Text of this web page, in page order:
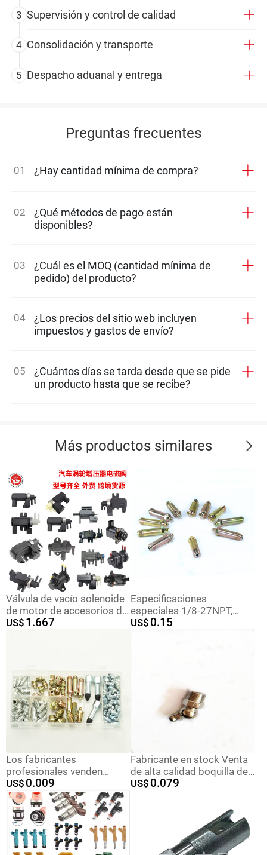
3 Supervisión y control de calidad
4 Consolidación y transporte
5 Despacho aduanal y entrega
Preguntas frecuentes
01 ¿Hay cantidad mínima de compra?
02
¿Qué métodos de pago están
disponibles?
03
¿Cuál es el MOQ (cantidad mínima de
pedido) del producto?
04
¿Los precios del sitio web incluyen
impuestos y gastos de envío?
05
¿Cuántos días se tarda desde que se pide
un producto hasta que se recibe?
Más productos similares
Válvula de vacío solenoide
de motor de accesorios de
motocicleta en stock para
US$ 1.667
Especificaciones
especiales 1/8-27NPT,
boquilla de engrase
US$ 0.15
Los fabricantes
profesionales venden
boquilla de grasa lubricante
con alta calidad y alto
precio en lotes
US$ 0.009
Fabricante en stock Venta
de alta calidad boquilla de
grasa lubricante
boquilla de grasa pistola de
US$ 0.079